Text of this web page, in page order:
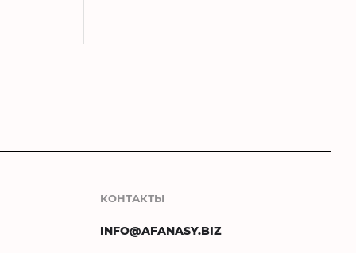
КОНТАКТЫ
INFO@AFANASY.BIZ